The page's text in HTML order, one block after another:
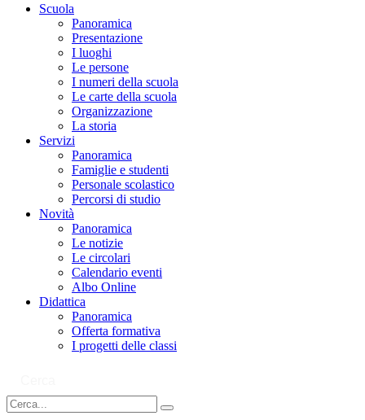
Scuola
Panoramica
Presentazione
I luoghi
Le persone
I numeri della scuola
Le carte della scuola
Organizzazione
La storia
Servizi
Panoramica
Famiglie e studenti
Personale scolastico
Percorsi di studio
Novità
Panoramica
Le notizie
Le circolari
Calendario eventi
Albo Online
Didattica
Panoramica
Offerta formativa
I progetti delle classi